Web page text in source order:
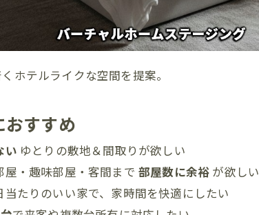
くホテルライクな空間を提案。
おすすめ
い ゆとりの敷地＆間取りが欲しい
屋・趣味部屋・客間まで 部屋数に余裕 が欲しい
当たりのいい家で、家時間を快適にしたい